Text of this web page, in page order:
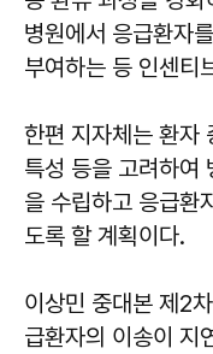
병원에서 응급환자
부여하는 등 인센티
한편 지자체는 환자
특성 등을 고려하여
을 수립하고 응급환
도록 할 계획이다.
이상민 중대본 제2
급환자의 이송이 지